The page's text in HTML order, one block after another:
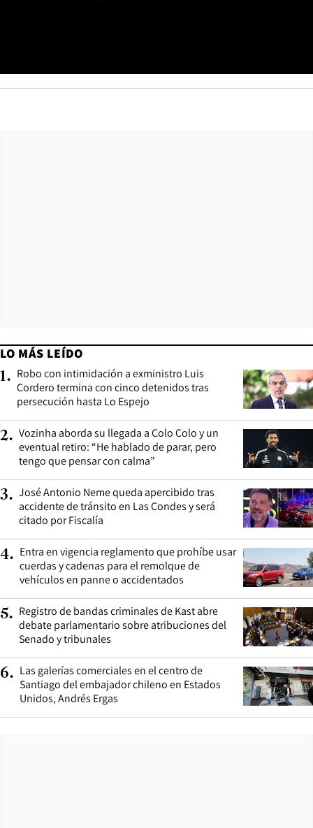
LO MÁS LEÍDO
1. Robo con intimidación a exministro Luis
Cordero termina con cinco detenidos tras
persecución hasta Lo Espejo
2. Vozinha aborda su llegada a Colo Colo y un
eventual retiro: “He hablado de parar, pero
tengo que pensar con calma”
3. José Antonio Neme queda apercibido tras
accidente de tránsito en Las Condes y será
citado por Fiscalía
4. Entra en vigencia reglamento que prohíbe usar
cuerdas y cadenas para el remolque de
vehículos en panne o accidentados
5. Registro de bandas criminales de Kast abre
debate parlamentario sobre atribuciones del
Senado y tribunales
6. Las galerías comerciales en el centro de
Santiago del embajador chileno en Estados
Unidos, Andrés Ergas